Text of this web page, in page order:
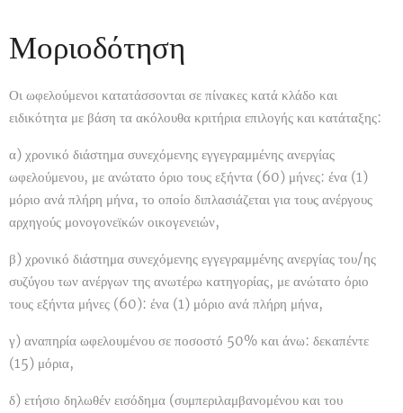
Μοριοδότηση
Οι ωφελούμενοι κατατάσσονται σε πίνακες κατά κλάδο και
ειδικότητα με βάση τα ακόλουθα κριτήρια επιλογής και κατάταξης:
α) χρονικό διάστημα συνεχόμενης εγγεγραμμένης ανεργίας
ωφελούμενου, με ανώτατο όριο τους εξήντα (60) μήνες: ένα (1)
μόριο ανά πλήρη μήνα, το οποίο διπλασιάζεται για τους ανέργους
αρχηγούς μονογονεϊκών οικογενειών,
β) χρονικό διάστημα συνεχόμενης εγγεγραμμένης ανεργίας του/ης
συζύγου των ανέργων της ανωτέρω κατηγορίας, με ανώτατο όριο
τους εξήντα μήνες (60): ένα (1) μόριο ανά πλήρη μήνα,
γ) αναπηρία ωφελουμένου σε ποσοστό 50% και άνω: δεκαπέντε
(15) μόρια,
δ) ετήσιο δηλωθέν εισόδημα (συμπεριλαμβανομένου και του